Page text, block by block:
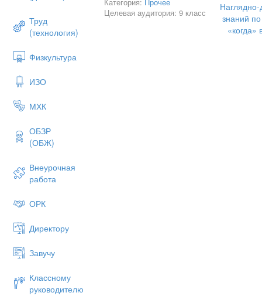
Труд
(технология)
Физкультура
ИЗО
МХК
ОБЗР
(ОБЖ)
Внеурочная
работа
ОРК
Директору
Завучу
Классному
руководителю
Целевая аудитория: 9 класс
Наглядно-
знаний
«когда»